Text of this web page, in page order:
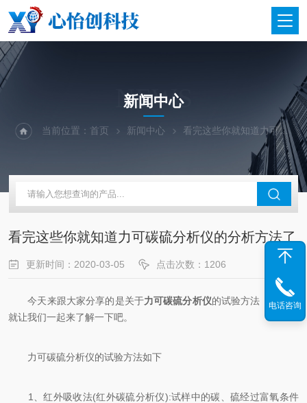
NEWS
新闻中心
当前位置：首页 新闻中心 看完这些你就知道力可碳硫分析仪的分析方法了
看完这些你就知道力可碳硫分析仪的分析方法了
更新时间：2020-03-05 点击次数：1206
今天来跟大家分享的是关于力可碳硫分析仪的试验方法，接下来
就让我们一起来了解一下吧。
力可碳硫分析仪的试验方法如下
1、红外吸收法(红外碳硫分析仪):试样中的碳、硫经过富氧条件
电话咨询